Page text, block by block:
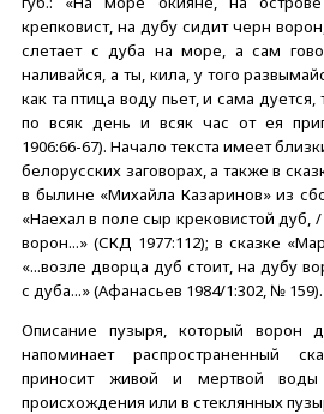
крепковист, на дубу сидит черн
слетает с дуба на море, а сам
наливайся, а ты, кила, у того
как та птица воду пьет, и сама дуется,
по всяк день и всяк час от ея
1906:66-67). Начало текста имеет
белорусских заговорах, а также в
в былине «Михайла Казаринов» из
«Наехал в поле сыр крековистой дуб,
ворон...» (СКД 1977:112); в сказке
«...возле дворца дуб стоит, на дубу
с дуба...» (Афанасьев 1984/1:302, № 159).
Описание пузыря, который ворон
напоминает распространенный
приносит живой и мертвой воды
происхождения или в стеклянных